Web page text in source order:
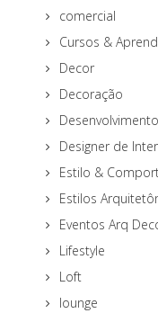
comercial
Cursos &
Decor
Decoração
Designer de
Estilo &
Estilos
Eventos Arq
Lifestyle
Loft
lounge